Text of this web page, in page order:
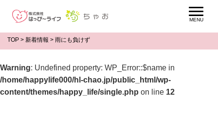
TOP > 新着情報 > 雨にも負けず
Warning: Undefined property: WP_Error::$name in
/home/happylife000/hl-chao.jp/public_html/wp-
content/themes/happy_life/single.php on line 12